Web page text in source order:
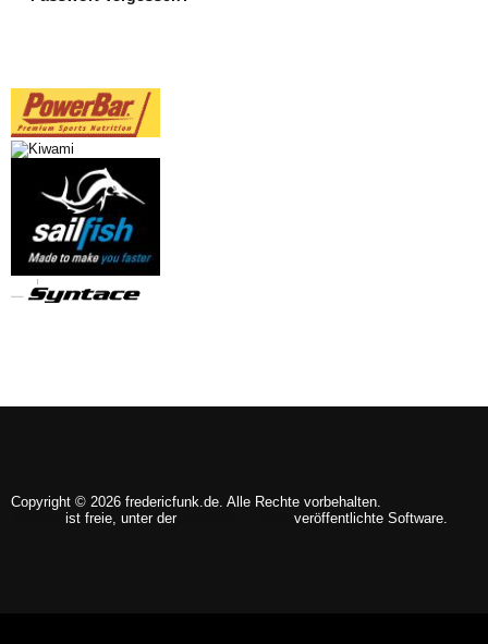
Copyright © 2026 fredericfunk.de. Alle Rechte vorbehalten.
ist freie, unter der veröffentlichte Software.